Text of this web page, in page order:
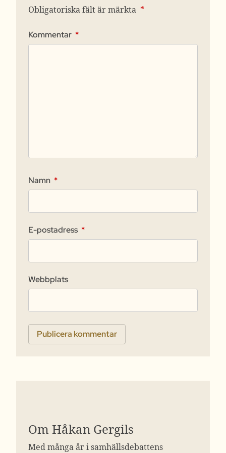
Obligatoriska fält är märkta *
Kommentar *
Namn *
E-postadress *
Webbplats
Om Håkan Gergils
Med många år i samhällsdebattens